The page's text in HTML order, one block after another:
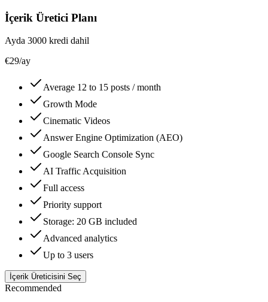
İçerik Üretici Planı
Ayda 3000 kredi dahil
€29/ay
Average 12 to 15 posts / month
Growth Mode
Cinematic Videos
Answer Engine Optimization (AEO)
Google Search Console Sync
AI Traffic Acquisition
Full access
Priority support
Storage: 20 GB included
Advanced analytics
Up to 3 users
İçerik Üreticisini Seç
Recommended